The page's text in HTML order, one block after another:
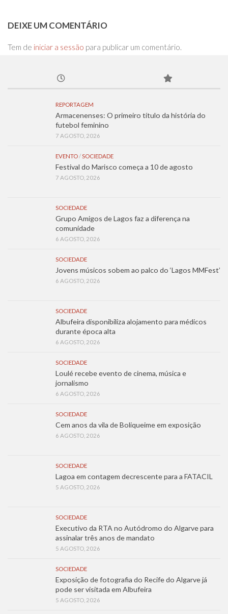
DEIXE UM COMENTÁRIO
Tem de iniciar a sessão para publicar um comentário.
REPORTAGEM
Armacenenses: O primeiro título da história do
futebol feminino
7 AGOSTO, 2026
EVENTO / SOCIEDADE
Festival do Marisco começa a 10 de agosto
7 AGOSTO, 2026
SOCIEDADE
Grupo Amigos de Lagos faz a diferença na
comunidade
6 AGOSTO, 2026
SOCIEDADE
Jovens músicos sobem ao palco do ‘Lagos MMFest’
6 AGOSTO, 2026
SOCIEDADE
Albufeira disponibiliza alojamento para médicos
durante época alta
6 AGOSTO, 2026
SOCIEDADE
Loulé recebe evento de cinema, música e
jornalismo
6 AGOSTO, 2026
SOCIEDADE
Cem anos da vila de Boliqueime em exposição
6 AGOSTO, 2026
SOCIEDADE
Lagoa em contagem decrescente para a FATACIL
5 AGOSTO, 2026
SOCIEDADE
Executivo da RTA no Autódromo do Algarve para
assinalar três anos de mandato
5 AGOSTO, 2026
SOCIEDADE
Exposição de fotografia do Recife do Algarve já
pode ser visitada em Albufeira
5 AGOSTO, 2026